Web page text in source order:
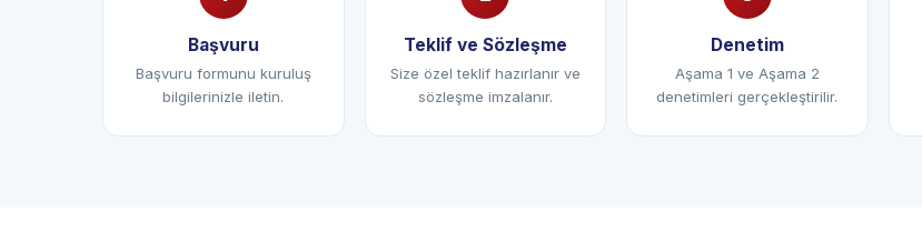
Başvuru
Başvuru formunu kuruluş
bilgilerinizle iletin.
Teklif ve Sözleşme
Size özel teklif hazırlanır ve
sözleşme imzalanır.
Denetim
Aşama 1 ve Aşama 2
denetimleri gerçekleştirilir.